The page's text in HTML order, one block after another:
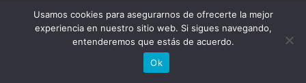
Usamos cookies para asegurarnos de ofrecerte la mejor
experiencia en nuestro sitio web. Si sigues navegando,
entenderemos que estás de acuerdo.
Ok